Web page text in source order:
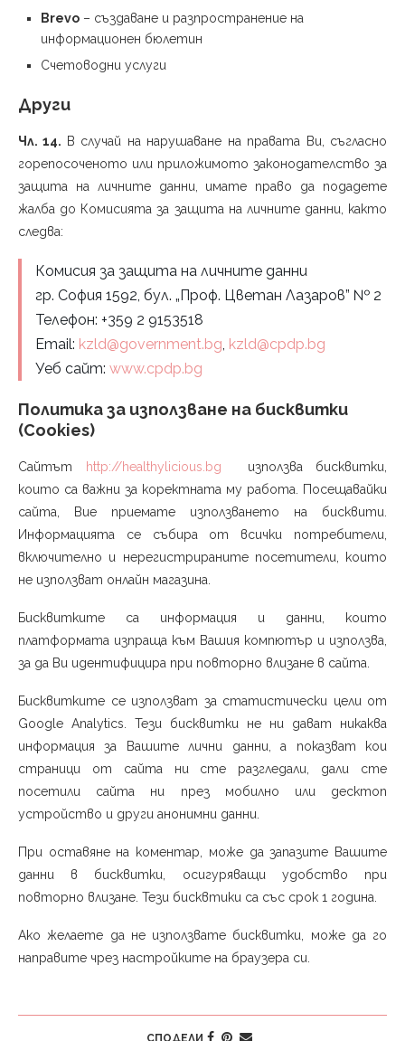
Brevo – създаване и разпространение на
информационен бюлетин
Счетоводни услуги
Други
Чл. 14. В случай на нарушаване на правата Ви, съгласно
горепосоченото или приложимото законодателство за
защита на личните данни, имате право да подадете
жалба до Комисията за защита на личните данни, както
следва:
Комисия за защита на личните данни
гр. София 1592, бул. „Проф. Цветан Лазаров” № 2
Телефон: +359 2 9153518
Email: kzld@government.bg, kzld@cpdp.bg
Уеб сайт: www.cpdp.bg
Политика за използване на бисквитки
(Cookies)
Сайтът http://healthylicious.bg използва бисквитки,
които са важни за коректната му работа. Посещавайки
сайта, Вие приемате използването на бисквити.
Информацията се събира от всички потребители,
включително и нерегистрираните посетители, които
не използват онлайн магазина.
Бисквитките са информация и данни, които
платформата изпраща към Вашия компютър и използва,
за да Ви идентифицира при повторно влизане в сайта.
Бисквитките се използват за статистически цели от
Google Analytics. Тези бисквитки не ни дават никаква
информация за Вашите лични данни, а показват кои
страници от сайта ни сте разгледали, дали сте
посетили сайта ни през мобилно или десктоп
устройство и други анонимни данни.
При оставяне на коментар, може да запазите Вашите
данни в бисквитки, осигуряващи удобство при
повторно влизане. Тези бисквтики са със срок 1 година.
Ако желаете да не използвате бисквитки, може да го
направите чрез настройките на браузера си.